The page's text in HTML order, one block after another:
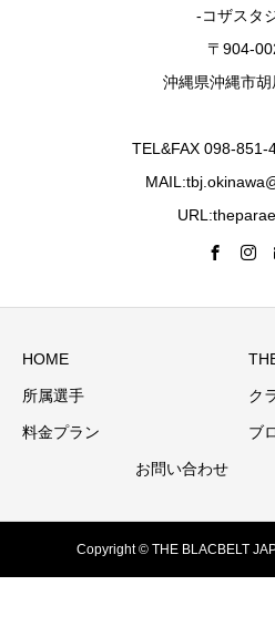
-コザスタ
〒904-
沖縄県沖縄市
TEL&FAX 098-851-
HOME
所属選手 ク
料金プラン ブ
お問い合わせ
Copyright © THE BLACBELT